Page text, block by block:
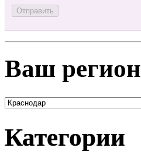
Ваш регион
Категории